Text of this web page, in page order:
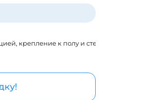
крепление к полу и стене